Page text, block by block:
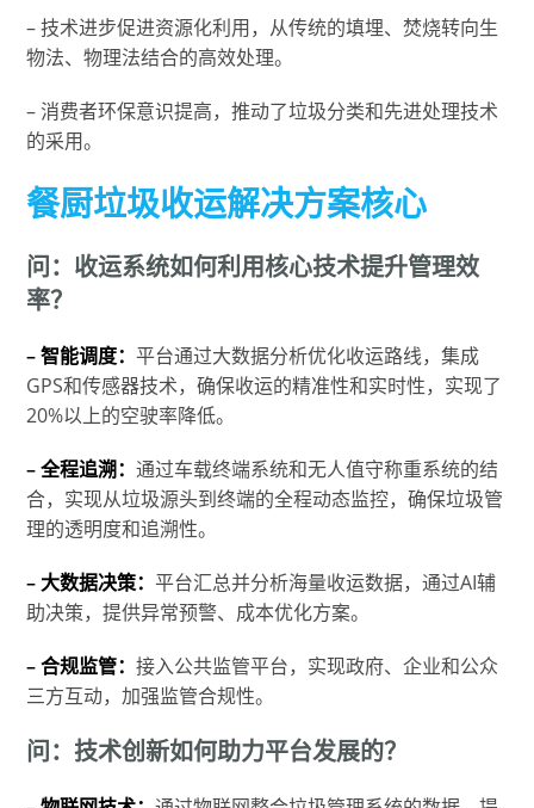
– 技术进步促进资源化利用，从传统的填埋、焚烧转向生
物法、物理法结合的高效处理。
– 消费者环保意识提高，推动了垃圾分类和先进处理技术
的采用。
餐厨垃圾收运解决方案核心
问：收运系统如何利用核心技术提升管理效
率？
– 智能调度：平台通过大数据分析优化收运路线，集成
GPS和传感器技术，确保收运的精准性和实时性，实现了
20%以上的空驶率降低。
– 全程追溯：通过车载终端系统和无人值守称重系统的结
合，实现从垃圾源头到终端的全程动态监控，确保垃圾管
理的透明度和追溯性。
– 大数据决策：平台汇总并分析海量收运数据，通过AI辅
助决策，提供异常预警、成本优化方案。
– 合规监管：接入公共监管平台，实现政府、企业和公众
三方互动，加强监管合规性。
问：技术创新如何助力平台发展的？